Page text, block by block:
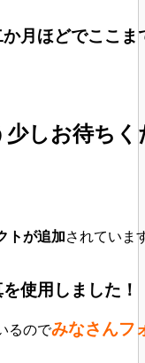
か月ほどでここま
しお待ちく
トが追加されていま
使用しました！
るのでみなさんフ